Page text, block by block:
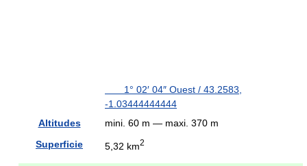
1° 02′ 04″ Ouest / 43.2583
-1.03444444444
Altitudes
mini. 60 m — maxi. 370 m
Superficie
5,32 km2